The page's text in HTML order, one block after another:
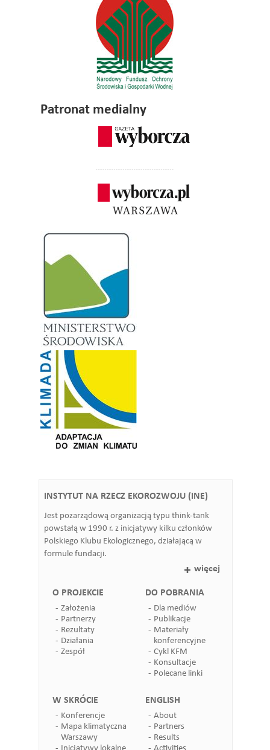
Patronat medialny
INSTYTUT NA RZECZ EKOROZWOJU (INE)
Jest pozarządową organizacją typu think-tank
powstałą w 1990 r. z inicjatywy kilku członków
Polskiego Klubu Ekologicznego, działającą w
formule fundacji.
więcej
O PROJEKCIE
Założenia
Partnerzy
Rezultaty
Działania
Zespół
DO POBRANIA
Dla mediów
Publikacje
Materiały
konferencyjne
Cykl KFM
Konsultacje
Polecane linki
W SKRÓCIE
Konferencje
Mapa klimatyczna
Warszawy
ENGLISH
About
Partners
Results